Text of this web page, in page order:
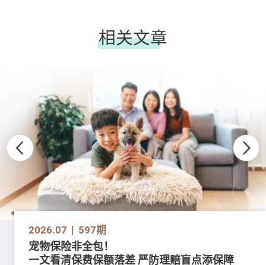
相关文章
2026.07 597期
宠物保险非全包！
一文看清保费保额落差 严防理赔盲点添保障